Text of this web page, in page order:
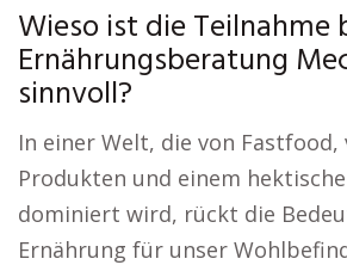
Wieso ist die Teilnahme
Ernährungsberatung
sinnvoll?
In einer Welt, die von
Produkten und einem
dominiert wird, rückt die
Ernährung für unser